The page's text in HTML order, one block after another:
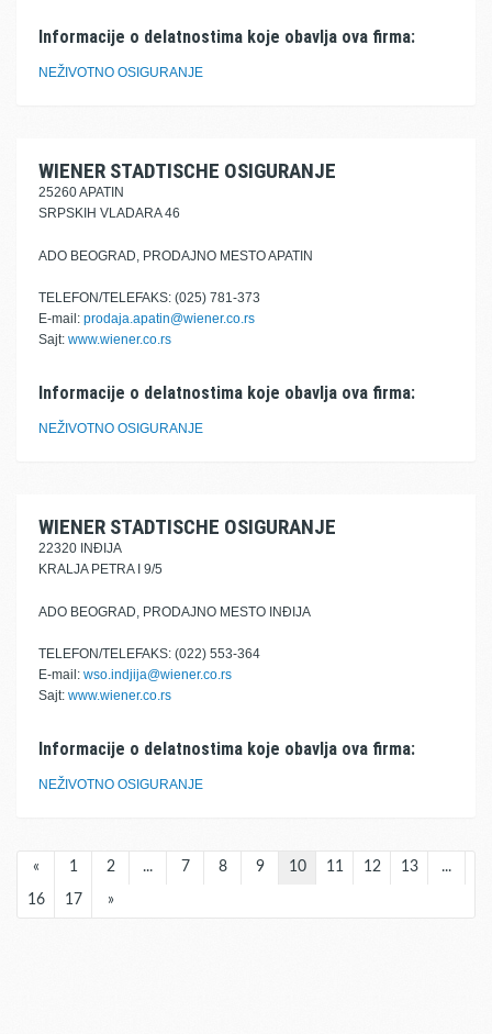
Informacije o delatnostima koje obavlja ova firma:
NEŽIVOTNO OSIGURANJE
WIENER STADTISCHE OSIGURANJE
25260 APATIN
SRPSKIH VLADARA 46
ADO BEOGRAD, PRODAJNO MESTO APATIN
TELEFON/TELEFAKS: (025) 781-373
E-mail: prodaja.apatin@wiener.co.rs
Sajt: www.wiener.co.rs
Informacije o delatnostima koje obavlja ova firma:
NEŽIVOTNO OSIGURANJE
WIENER STADTISCHE OSIGURANJE
22320 INĐIJA
KRALJA PETRA I 9/5
ADO BEOGRAD, PRODAJNO MESTO INĐIJA
TELEFON/TELEFAKS: (022) 553-364
E-mail: wso.indjija@wiener.co.rs
Sajt: www.wiener.co.rs
Informacije o delatnostima koje obavlja ova firma:
NEŽIVOTNO OSIGURANJE
« 1 2 ... 7 8 9 10 11 12 13 ...
16 17 »